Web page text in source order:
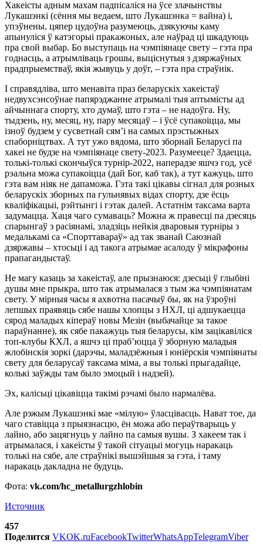
Хакеісты адным махам падпісаліся на ўсе злачынствы
Лукашэнкі (сёння мы ведаем, што Лукашэнка = вайна) і,
упэўнены, цяпер цудоўна разумеюць, дзякуючы каму
апынуліся ў катэгорыі пракажоных, але наўрад ці шкадуюць
пра свой выбар. Бо выступаць на чэмпіянаце свету – гэта пра
годнасць, а атрымліваць грошы, выціснутыя з дзяржаўных
прадпрыемстваў, якія жывуць у доўг, – гэта пра страўнік.
І справядліва, што менавіта праз беларускіх хакеістаў
недвухсэнсоўнае папярэджанне атрымалі тыя аптымісты ад
айчыннага спорту, хто думаў, што гэта – не надоўга. Ну,
тыдзень, ну, месяц, ну, пару месяцаў – і ўсё супакоіцца, мы
ізноў будзем у сусветнай сям’і на самых прэстыжных
спаборніцтвах. А тут ужо вядома, што зборнай Беларусі па
хакеі не будзе на чэмпіянаце свету-2023. Разумееце? Здаецца,
толькі-толькі скончыўся турнір-2022, наперадзе яшчэ год, усё
рэальна можа супакоіцца (дай Бог, каб так), а тут кажуць, што
гэта вам ніяк не дапаможа. Гэта такі цікавы сігнал для розных
беларускіх зборных па гульнявых відах спорту, дзе ёсць
кваліфікацыі, рэйтынгі і гэтак далей. Астатнім таксама варта
задумацца. Хаця чаго сумаваць? Можна ж правесці па дзесяць
спарынгаў з расіянамі, зладзіць нейкія дваровыя турніры з
медалькамі са «Спорттавараў» ад так званай Саюзнай
дзяржавы – хтосьці і ад такога атрымае асалоду ў мікрафоны
прапагандыстаў.
Не магу казаць за хакеістаў, але прызнаюся: дзесьці ў глыбіні
душы мне прыкра, што так атрымалася з тым жа чэмпіянатам
свету. У мірныя часы я ахвотна пасачыў бы, як на ўзроўні
лепшых праявяць сябе нашы хлопцы з НХЛ, ці адшукаецца
сярод маладых кіпераў новы Мезін (выбачайце за такое
параўнанне), як сябе пакажуць тыя беларусы, кім зацікавіліся
топ-клубы КХЛ, а яшчэ ці праб’юцца ў зборную маладыя
жлобінскія зоркі (дарэчы, маладзёжныя і юніёрскія чэмпіянаты
свету для беларусаў таксама міма, а вы толькі прыгадайце,
колькі заўжды там было эмоцый і надзей).
Эх, калісьці цікавіцца такімі рэчамі было нармалёва.
Але рэжым Лукашэнкі мае «мілую» ўласцівасць. Нават тое, да
чаго ставіцца з прыязнасцю, ён можа або пераўтварыць у
лайно, або зацягнуць у лайно па самыя вушы. З хакеем так і
атрымалася, і хакеісты ў такой сітуацыі могуць наракаць
толькі на сябе, але страўнікі вышэйшыя за гэта, і таму
наракаць дакладна не будуць.
Фота: vk.com/hc_metallurgzhlobin
Источник
457
Поделится VKOK.ruFacebookTwitterWhatsAppTelegramViber